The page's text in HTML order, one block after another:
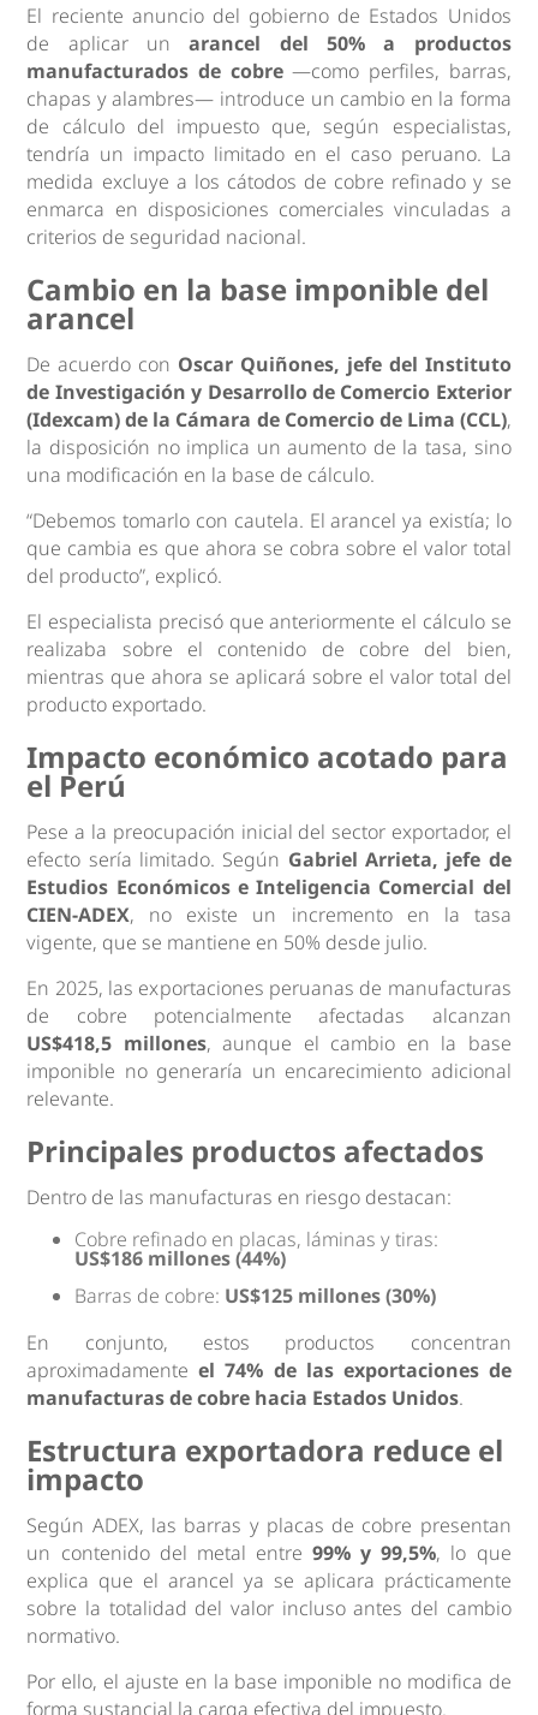
El reciente anuncio del gobierno de Estados Unidos
de aplicar unarancel del 50% a productos
manufacturados de cobre—como perfiles, barras,
chapas y alambres— introduce un cambio en la forma
de cálculo del impuesto que, según especialistas,
tendría un impacto limitado en el caso peruano. La
medida excluye a los cátodos de cobre refinado y se
enmarca en disposiciones comerciales vinculadas a
criterios de seguridad nacional.
Cambio en la base imponible del
arancel
De acuerdo con Oscar Quiñones, jefe del Instituto
de Investigación y Desarrollo de Comercio Exterior
(Idexcam) de la Cámara de Comercio de Lima (CCL),
la disposición no implica un aumento de la tasa, sino
una modificación en la base de cálculo.
“Debemos tomarlo con cautela. El arancel ya existía; lo
que cambia es que ahora se cobra sobre el valor total
del producto”, explicó.
El especialista precisó que anteriormente el cálculo se
realizaba sobre el contenido de cobre del bien,
mientras que ahora se aplicará sobre el valor total del
producto exportado.
Impacto económico acotado para
el Perú
Pese a la preocupación inicial del sector exportador, el
efecto sería limitado. Según Gabriel Arrieta, jefe de
Estudios Económicos e Inteligencia Comercial del
CIEN-ADEX, no existe un incremento en la tasa
vigente, que se mantiene en 50% desde julio.
En 2025, las exportaciones peruanas de manufacturas
de cobre potencialmente afectadas alcanzan
US$418,5 millones, aunque el cambio en la base
imponible no generaría un encarecimiento adicional
relevante.
Principales productos afectados
Dentro de las manufacturas en riesgo destacan:
Cobre refinado en placas, láminas y tiras:
US$186 millones (44%)
Barras de cobre: US$125 millones (30%)
En conjunto, estos productos concentran
aproximadamenteel 74% de las exportaciones de
manufacturas de cobre hacia Estados Unidos.
Estructura exportadora reduce el
impacto
Según ADEX, las barras y placas de cobre presentan
un contenido del metal entre99% y 99,5%, lo que
explica que el arancel ya se aplicara prácticamente
sobre la totalidad del valor incluso antes del cambio
normativo.
Por ello, el ajuste en la base imponible no modifica de
forma sustancial la carga efectiva del impuesto.